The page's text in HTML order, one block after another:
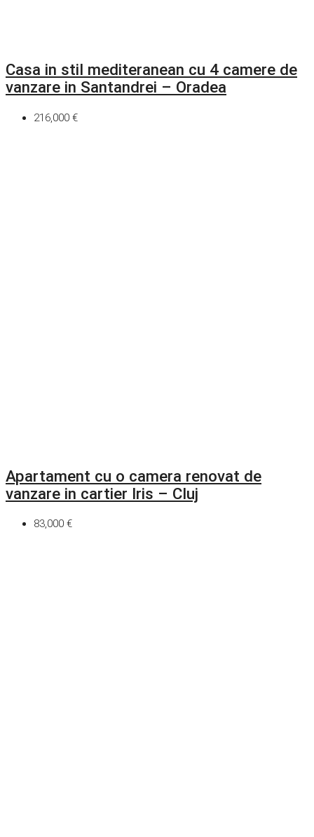
Casa in stil mediteranean cu 4 camere de
vanzare in Santandrei – Oradea
216,000 €
Apartament cu o camera renovat de
vanzare in cartier Iris – Cluj
83,000 €